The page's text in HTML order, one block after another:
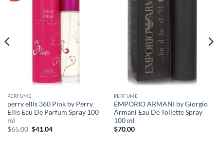
PERFUME
perry ellis 360 Pink by Perry
Ellis Eau De Parfum Spray 100
ml
$65.00 원
$41.04현
PERFUME
EMPORIO ARMANI by Giorgio
Armani Eau De Toilette Spray
100 ml
$70.00